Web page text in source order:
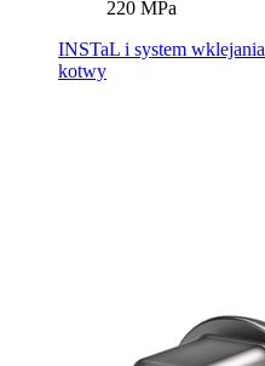
220 MPa
INSTaL i system wklejania
kotwy